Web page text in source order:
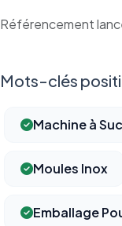
Référencement
Mots-clés
Machine à
Moules Inox
Emballage